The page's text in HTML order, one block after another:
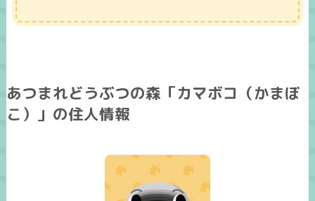
あつまれどうぶつの森「カマボコ（かまぼ
こ）」の住人情報